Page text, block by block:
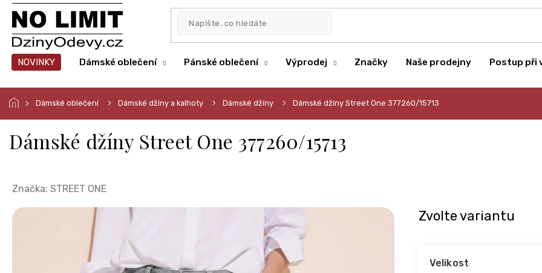
Přejít
obsah
NOVINKY Dámské oblečení Pánské oblečení Výprodej Značky Naše prodejny Postup při
Dámské oblečení Dámské džíny a kalhoty Dámské džíny Dámské džíny Street One 377260/15713
Dámské džíny Street One 377260/15713
Značka: STREET ONE
Zvolte variantu
Velikost